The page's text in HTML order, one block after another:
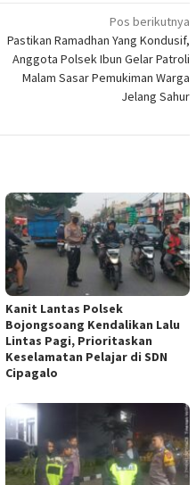
Pos berikutnya
Pastikan Ramadhan Yang Kondusif,
Anggota Polsek Ibun Gelar Patroli
Malam Sasar Pemukiman Warga
Jelang Sahur
Kanit Lantas Polsek
Bojongsoang Kendalikan Lalu
Lintas Pagi, Prioritaskan
Keselamatan Pelajar di SDN
Cipagalo